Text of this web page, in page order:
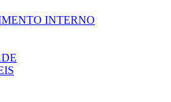
INTERNO